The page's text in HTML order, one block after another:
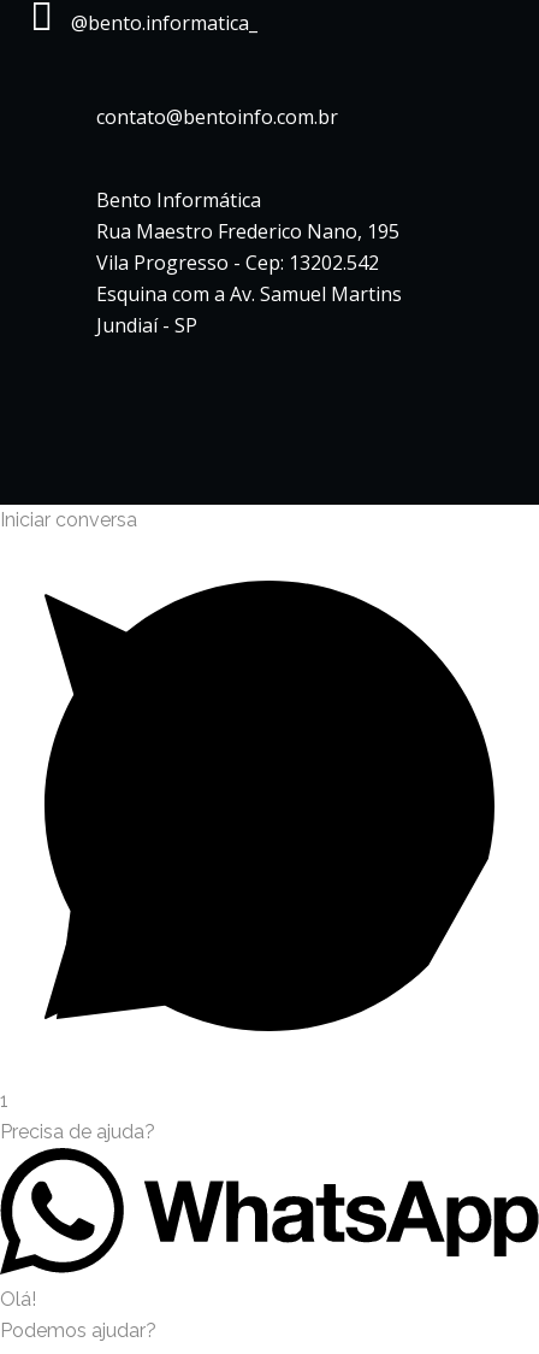
@bento.informatica_
contato@bentoinfo.com.br
Bento Informática
Rua Maestro Frederico Nano, 195
Vila Progresso - Cep: 13202.542
Esquina com a Av. Samuel Martins
Jundiaí - SP
Iniciar conversa
1
Precisa de ajuda?
Olá!
Podemos ajudar?